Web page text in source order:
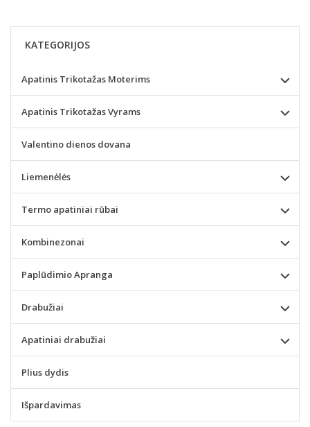
KATEGORIJOS
Apatinis Trikotažas Moterims
Apatinis Trikotažas Vyrams
Valentino dienos dovana
Liemenėlės
Termo apatiniai rūbai
Kombinezonai
Paplūdimio Apranga
Drabužiai
Apatiniai drabužiai
Plius dydis
Išpardavimas